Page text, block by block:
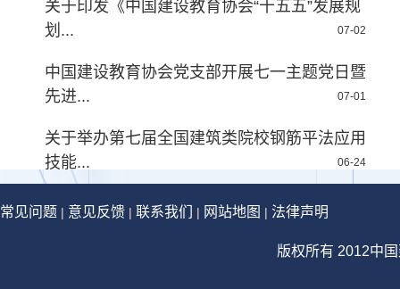
关于印发《中国建设教育协会“十五五”发展规
划...
07-02
中国建设教育协会党支部开展七一主题党日暨
先进...
07-01
关于举办第七届全国建筑类院校钢筋平法应用
技能...
06-24
常见问题 | 意见反馈 | 联系我们 | 网站地图 | 法律声明
版权所有 2012中